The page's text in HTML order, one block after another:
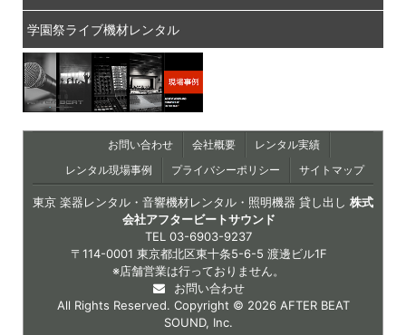
学園祭ライブ機材レンタル
お問い合わせ 会社概要
レンタル実績
レンタル現場事例
プライバシーポリシー サイトマップ
東京 楽器レンタル・音響機材レンタル・照明機器 貸し出し 株式
会社アフタービートサウンド
TEL 03-6903-9237
〒114-0001 東京都北区東十条5-6-5 渡邊ビル1F
※店舗営業は行っておりません。
お問い合わせ
All Rights Reserved. Copyright © 2026 AFTER BEAT
SOUND, Inc.